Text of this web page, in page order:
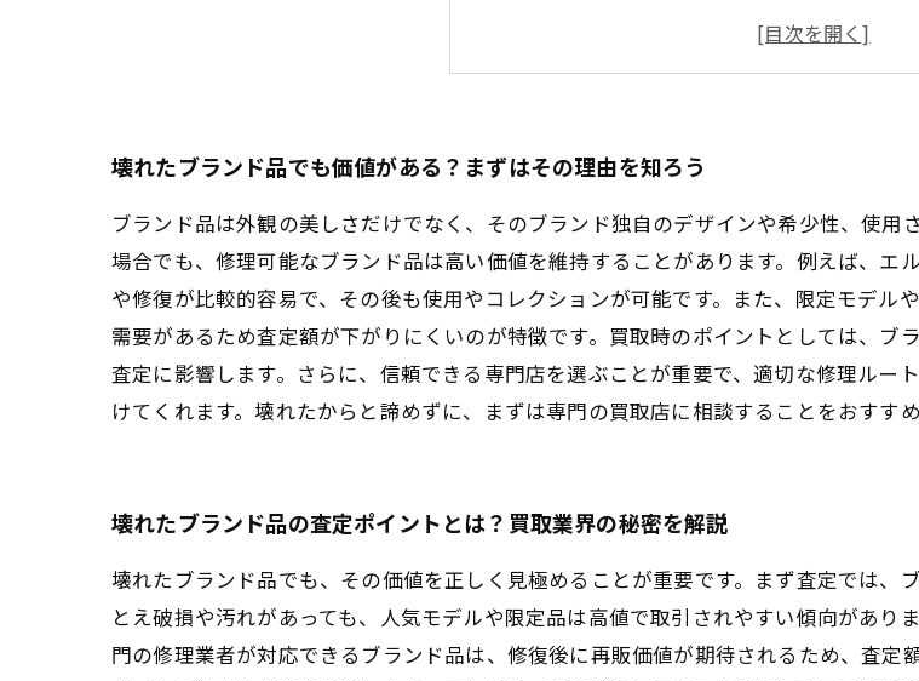
壊れたブランド品を高く売るための買取先
実際に高値で売れた壊れたブランド品の事
壊れたブランド品の賢い手放し方まとめ｜
壊れたブランド品でも価値がある？まずはその理由を知ろう
ブランド品は外観の美しさだけでなく、そのブランド独自のデザインや希少性、使
場合でも、修理可能なブランド品は高い価値を維持することがあります。例えば、
や修復が比較的容易で、その後も使用やコレクションが可能です。また、限定モデル
需要があるため査定額が下がりにくいのが特徴です。買取時のポイントとしては、
査定に影響します。さらに、信頼できる専門店を選ぶことが重要で、適切な修理ルー
けてくれます。壊れたからと諦めずに、まずは専門の買取店に相談することをおすすめ
壊れたブランド品の査定ポイントとは？買取業界の秘密を解説
壊れたブランド品でも、その価値を正しく見極めることが重要です。まず査定では、
とえ破損や汚れがあっても、人気モデルや限定品は高値で取引されやすい傾向があ
門の修理業者が対応できるブランド品は、修復後に再販価値が期待されるため、査